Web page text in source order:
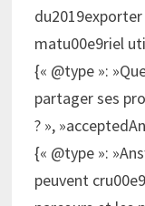
matu00e9riel
{« @type »:
partager ses
? »,
{« @type »:
peuvent